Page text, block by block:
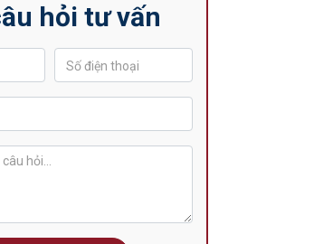
hỏi tư vấn